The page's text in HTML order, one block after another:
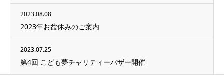
2023.08.08
2023年お盆休みのご案内
2023.07.25
第4回 こども夢チャリティーバザー開催